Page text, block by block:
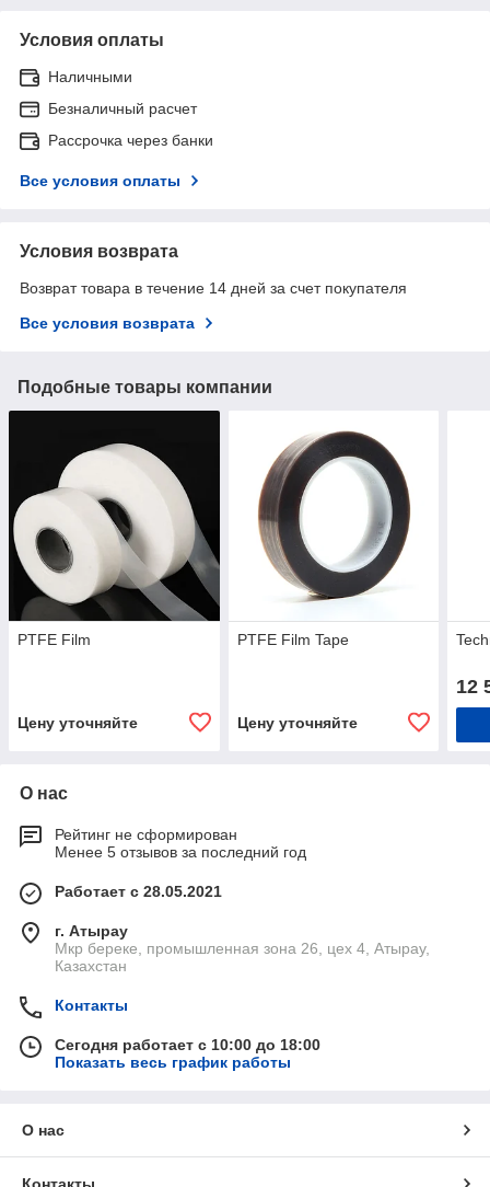
Условия оплаты
Наличными
Безналичный расчет
Рассрочка через банки
Все условия оплаты
Условия возврата
Возврат товара в течение 14 дней за счет покупателя
Все условия возврата
Подобные товары компании
PTFE Film
Цену уточняйте
PTFE Film Tape
Цену уточняйте
12
О нас
Рейтинг не сформирован
Менее 5 отзывов за последний год
Работает с 28.05.2021
г. Атырау
Мкр береке, промышленная зона 26, цех 4, Атырау,
Казахстан
Контакты
Сегодня работает с 10:00 до 18:00
Показать весь график работы
О нас